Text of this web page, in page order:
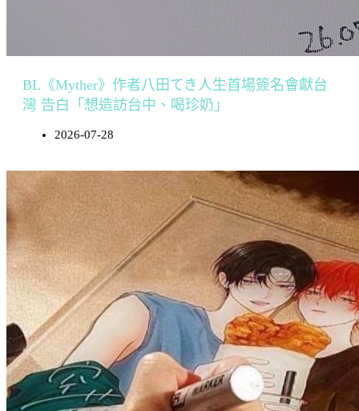
BL《Myther》作者八田てき人生首場簽名會獻台
灣 告白「想造訪台中、喝珍奶」
2026-07-28